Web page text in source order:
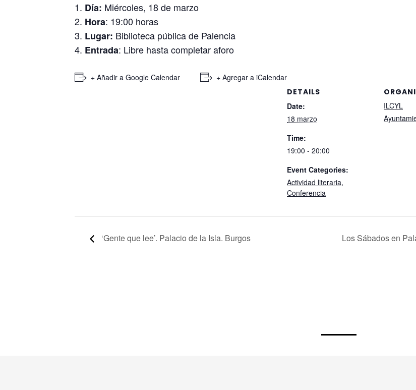
Día: Miércoles, 18 de marzo
Hora: 19:00 horas
Lugar: Biblioteca pública de Palencia
Entrada: Libre hasta completar aforo
+ Añadir a Google Calendar
+ Agregar a iCalendar
DETAILS
Date:
18 marzo
Time:
19:00 - 20:00
Event Categories:
Actividad literaria,
Conferencia
ILCYL
‘Gente que lee’. Palacio de la Isla. Burgos Los Sábados en